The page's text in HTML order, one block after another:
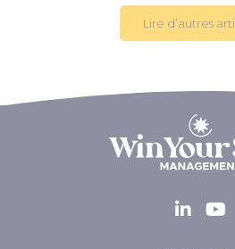
Lire d’autres